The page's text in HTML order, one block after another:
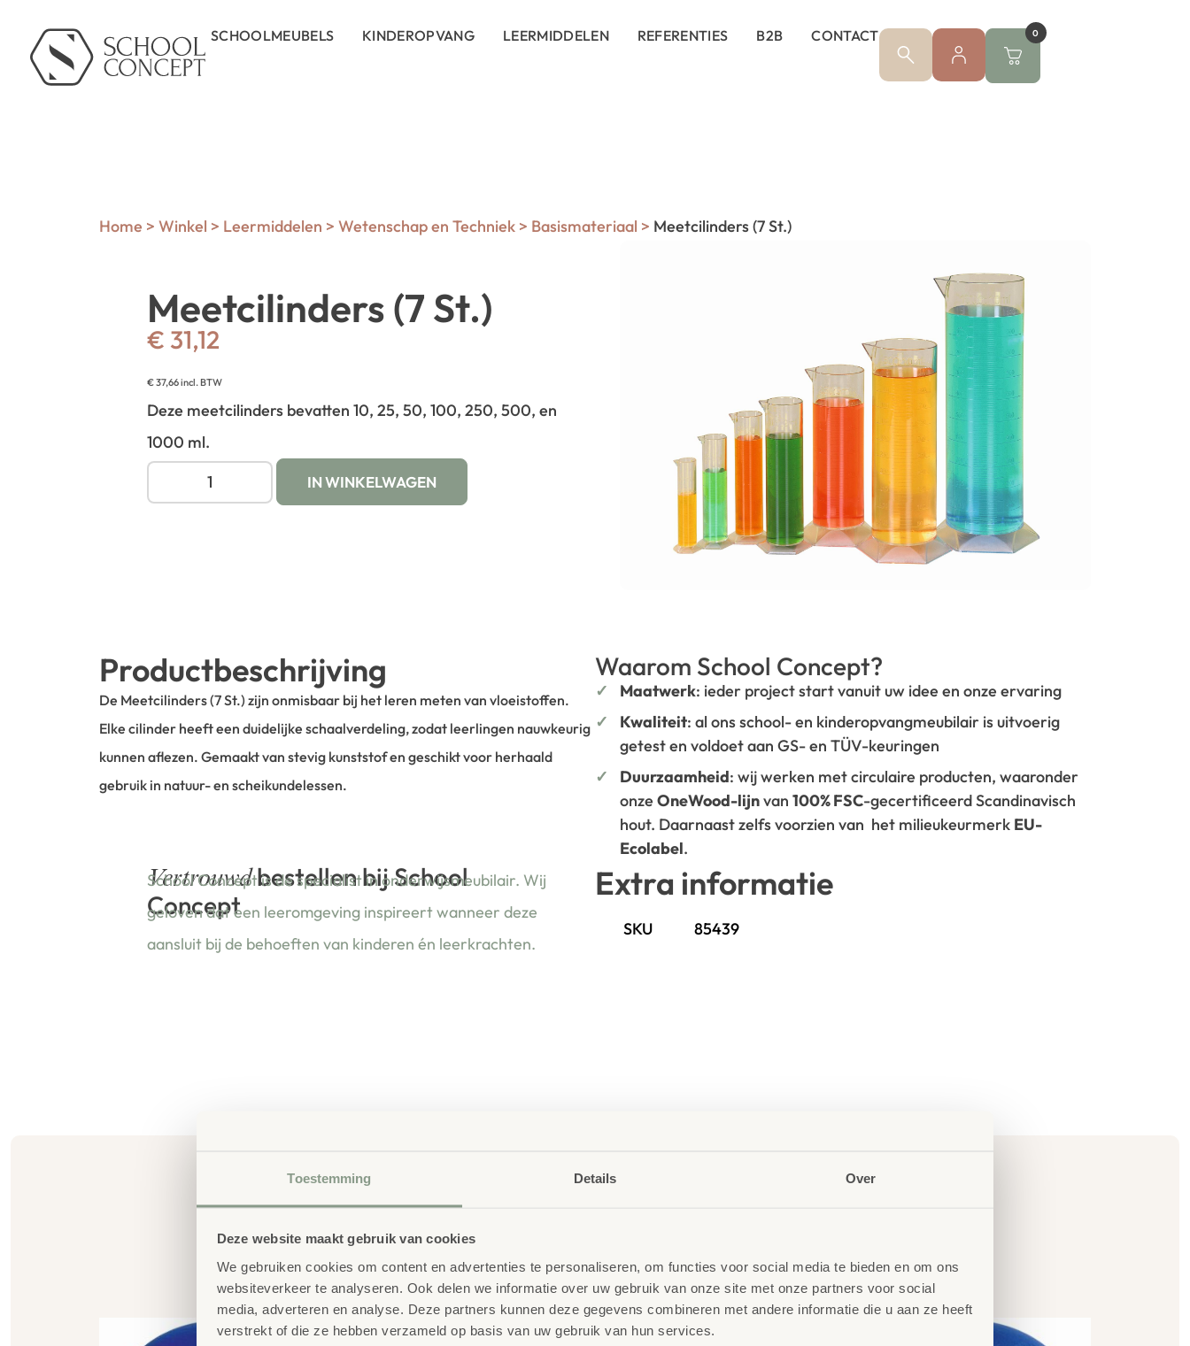
Toestemming Details Over
Deze website maakt gebruik van cookies
We gebruiken cookies om content en advertenties te personaliseren, om functies voor social media te bieden en om ons
websiteverkeer te analyseren. Ook delen we informatie over uw gebruik van onze site met onze partners voor social
media, adverteren en analyse. Deze partners kunnen deze gegevens combineren met andere informatie die u aan ze heeft
verstrekt of die ze hebben verzameld op basis van uw gebruik van hun services.
SCHOOLMEUBELS KINDEROPVANG LEERMIDDELEN REFERENTIES B2B CONTACT 0
Home > Winkel > Leermiddelen > Wetenschap en Techniek > Basismateriaal > Meetcilinders (7 St.)
Meetcilinders (7 St.)
€ 31,12
€37,66incl. BTW
Deze meetcilinders bevatten 10, 25, 50, 100, 250, 500, en
1000 ml.
IN WINKELWAGEN
Productbeschrijving
De Meetcilinders (7 St.) zijn onmisbaar bij het leren meten van vloeistoffen.
Elke cilinder heeft een duidelijke schaalverdeling, zodat leerlingen nauwkeurig
kunnen aflezen. Gemaakt van stevig kunststof en geschikt voor herhaald
gebruik in natuur- en scheikundelessen.
Vertrouwdbestellen bij School
Concept
School Concept is de specialist in onderwijsmeubilair. Wij
geloven dat een leeromgeving inspireert wanneer deze
aansluit bij de behoeften van kinderen én leerkrachten.
Waarom School Concept?
Maatwerk: ieder project start vanuit uw idee en onze ervaring
Kwaliteit: al ons school- en kinderopvangmeubilair is uitvoerig
getest en voldoet aan GS- en TÜV-keuringen
Duurzaamheid: wij werken met circulaire producten, waaronder
onze OneWood-lijnvan 100% FSC-gecertificeerd Scandinavisch
hout. Daarnaast zelfs voorzien van het milieukeurmerk EU-
Ecolabel.
Extra informatie
SKU 85439
Gerelateerdeproducten